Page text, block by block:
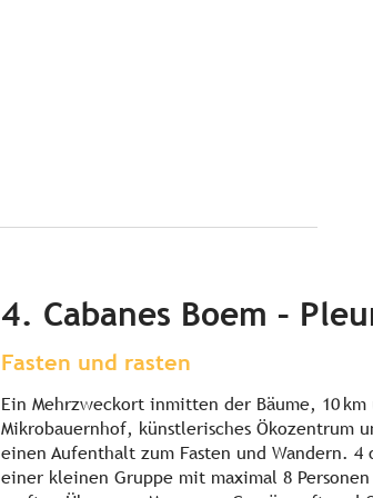
4. Cabanes Boem –
Fasten und rasten
Ein Mehrzweckort inmitten der Bäume, 10
Mikrobauernhof, künstlerisches Ökozentrum
einen Aufenthalt zum Fasten und Wandern. 4
einer kleinen Gruppe mit maximal 8